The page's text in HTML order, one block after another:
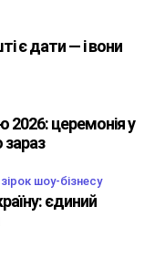
є дати — і вони
церемонія у
зараз
шоу-бізнесу
єдиний